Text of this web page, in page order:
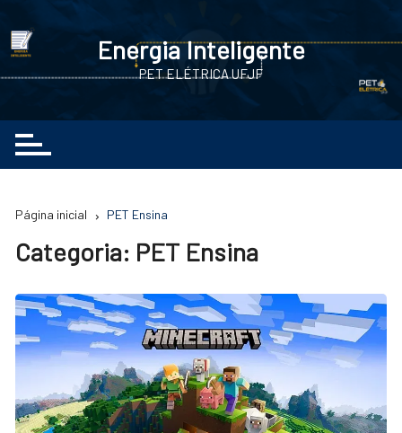
para
conteúdo
Energia Inteligente
PET ELÉTRICA UFJF
Página inicial PET Ensina
Categoria: PET Ensina